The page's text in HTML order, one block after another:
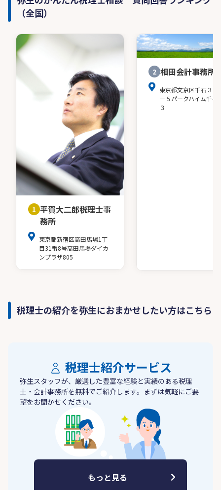
（全国）
1 平賀大二郎税理士事
務所
東京都新宿区高田馬場1丁
目31番8号高田馬場ダイカ
ンプラザ805
2 相田会計事務所
東京都文京区千石３－
－５パークハイム千石
３
税理士の紹介を弥生におまかせしたい方はこちら
税理士紹介サービス
弥生スタッフが、厳選した豊富な経験と実績のある税理
士・会計事務所を無料でご紹介します。まずは気軽にご要
望をお聞かせください。
もっと見る